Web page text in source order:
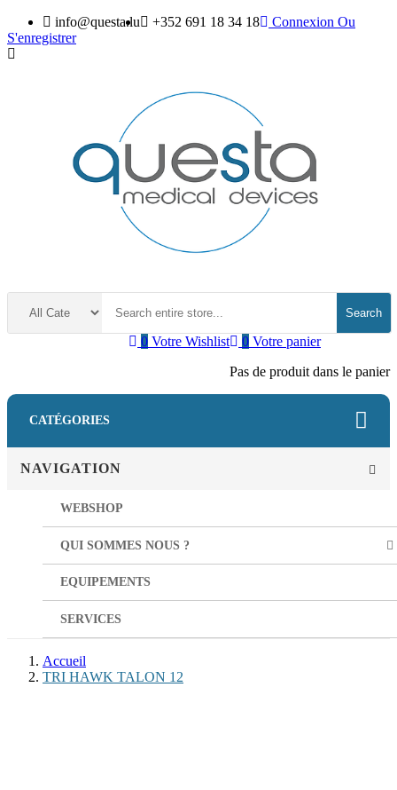
info@questa.lu +352 691 18 34 18 Connexion Ou
S'enregistrer
Search
0 Votre panier
Pas de produit dans le panier
0 Votre Wishlist
CATÉGORIES
NAVIGATION
WEBSHOP
QUI SOMMES NOUS ?
EQUIPEMENTS
SERVICES
Accueil
TRI HAWK TALON 12